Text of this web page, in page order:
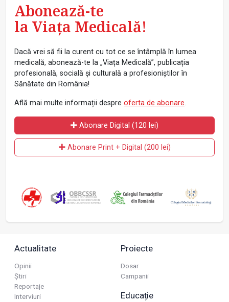
Abonează-te
la Viața Medicală!
Dacă vrei să fii la curent cu tot ce se întâmplă în lumea
medicală, abonează-te la „Viața Medicală”, publicația
profesională, socială și culturală a profesioniștilor în
Sănătate din România!
Află mai multe informații despre oferta de abonare.
Abonare Digital (120 lei)
Abonare Print + Digital (200 lei)
Actualitate
Opinii
Știri
Reportaje
Interviuri
Proiecte
Dosar
Campanii
Educație